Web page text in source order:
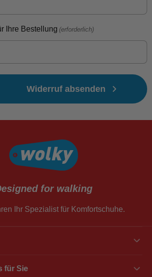
Ihre Bestellung (erforderlich)
for walking
Ihr Spezialist für Komfortschuhe.
für Sie